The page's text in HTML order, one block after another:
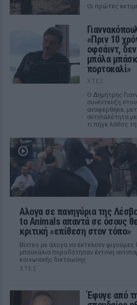
Οι πρώτες
«Πριν 10
οφσάιντ,
μπάλα
πορτοκαλί»
ΧΤΕΣ
Ο Δημήτρης
συνέντευξη
αναφέρθηκε,
αντιπαλότητα
τι πήγε λάθος
Αλογα σε πανηγύρια της
to Animals απαντά σε όσους
κριτική «επίθεση στον τόπο»
Βίντεο με άλογα να εκτελούν
μπουκάλια πυροδότησαν έντονη
κοινωνικής δικτύωσης
ΧΤΕΣ
Έφυγε από